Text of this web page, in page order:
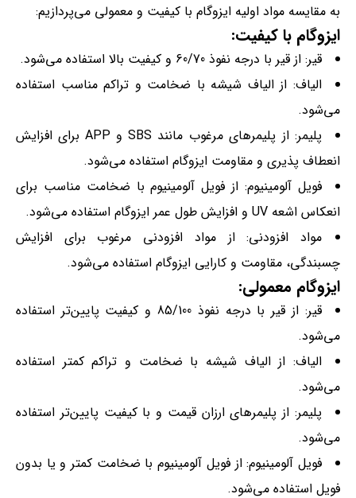
به مقایسه مواد اولیه ایزوگام با کیفیت و معمولی می‌پردازیم:
ایزوگام با کیفیت:
قیر: از قیر با درجه نفوذ 60/70 و کیفیت بالا استفاده می‌شود.
الیاف: از الیاف شیشه با ضخامت و تراکم مناسب استفاده
می‌شود.
پلیمر: از پلیمرهای مرغوب مانند SBS و APP برای افزایش
انعطاف پذیری و مقاومت ایزوگام استفاده می‌شود.
فویل آلومینیوم: از فویل آلومینیوم با ضخامت مناسب برای
انعکاس اشعه UV و افزایش طول عمر ایزوگام استفاده می‌شود.
مواد افزودنی: از مواد افزودنی مرغوب برای افزایش
چسبندگی، مقاومت و کارایی ایزوگام استفاده می‌شود.
ایزوگام معمولی:
قیر: از قیر با درجه نفوذ 85/100 و کیفیت پایین‌تر استفاده
می‌شود.
الیاف: از الیاف شیشه با ضخامت و تراکم کمتر استفاده
می‌شود.
پلیمر: از پلیمرهای ارزان قیمت و با کیفیت پایین‌تر استفاده
می‌شود.
فویل آلومینیوم: از فویل آلومینیوم با ضخامت کمتر و یا بدون
فویل استفاده می‌شود.